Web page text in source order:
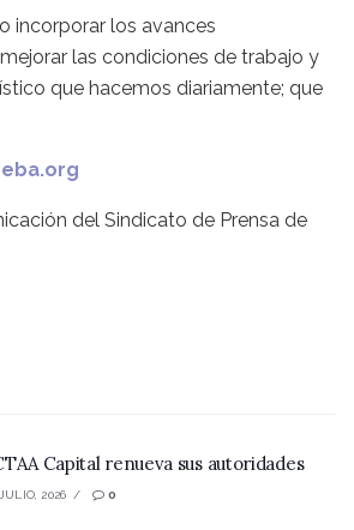
incorporar los avances
las condiciones de trabajo y
que hacemos diariamente; que
del Sindicato de Prensa de
Capital renueva sus autoridades
2026 0